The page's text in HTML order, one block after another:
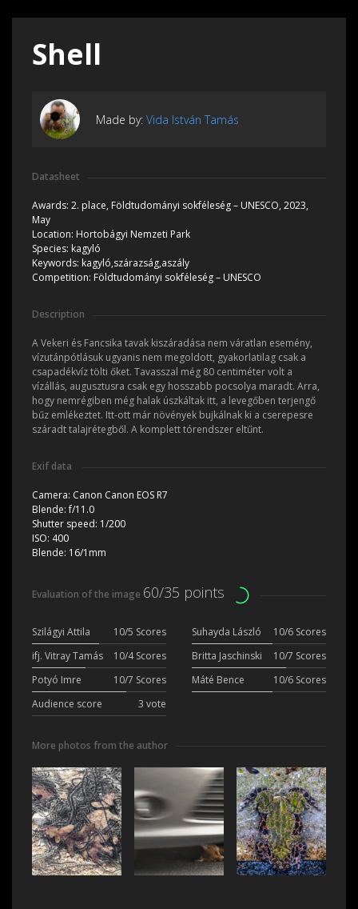
Shell
Made by: Vida István Tamás
Datasheet
Awards: 2. place, Földtudományi sokféleség – UNESCO, 2023,
May
Location: Hortobágyi Nemzeti Park
Species: kagyló
Keywords: kagyló,szárazság,aszály
Competition: Földtudományi sokféleség – UNESCO
Description
A Vekeri és Fancsika tavak kiszáradása nem váratlan esemény,
vízutánpótlásuk ugyanis nem megoldott, gyakorlatilag csak a
csapadékvíz tölti őket. Tavasszal még 80 centiméter volt a
vízállás, augusztusra csak egy hosszabb pocsolya maradt. Arra,
hogy nemrégiben még halak úszkáltak itt, a levegőben terjengő
bűz emlékeztet. Itt-ott már növények bujkálnak ki a cserepesre
száradt talajrétegből. A komplett tórendszer eltűnt.
Exif data
Camera: Canon Canon EOS R7
Blende:f/11.0
Shutter speed: 1/200
ISO: 400
Blende: 16/1mm
Evaluation of the image 60/35 points
Szilágyi Attila 10/5 Scores Suhayda László
10/6 Scores
ifj. Vitray Tamás
10/4 Scores Britta Jaschinski
10/7 Scores
Potyó Imre
10/7 Scores Máté Bence
10/6 Scores
Audience score
3 vote
More photos from the author